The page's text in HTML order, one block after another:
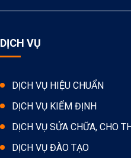
DỊCH VỤ
DỊCH VỤ HIỆU CHUẨN
DỊCH VỤ KIỂM ĐỊNH
DỊCH VỤ SỬA CHỮA, CHO
DỊCH VỤ ĐÀO TẠO